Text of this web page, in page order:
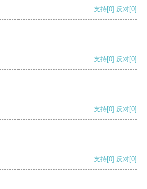
支持[0] 反对[0]
支持[0] 反对[0]
支持[0] 反对[0]
支持[0] 反对[0]